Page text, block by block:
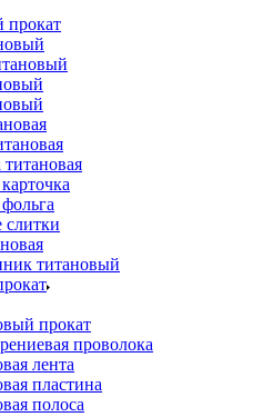
прокат
слитки
титановый
прокат
проволока
лента
пластина
полоса